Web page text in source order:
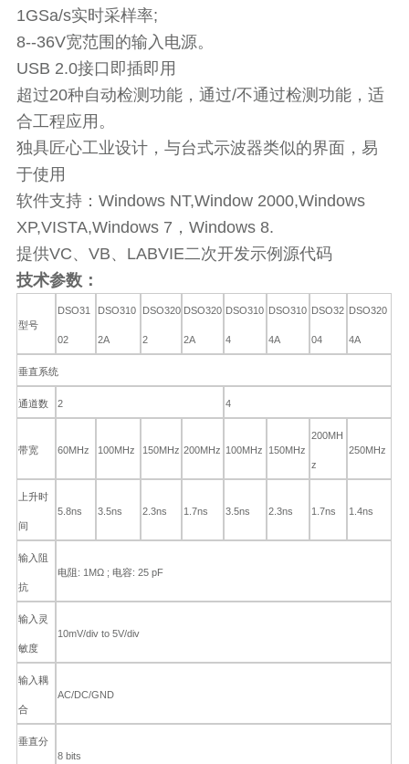
1GSa/s实时采样率;
8--36V宽范围的输入电源。
USB 2.0接口即插即用
超过20种自动检测功能，通过/不通过检测功能，适
合工程应用。
独具匠心工业设计，与台式示波器类似的界面，易
于使用
软件支持：Windows NT,Window 2000,Windows
XP,VISTA,Windows 7 ，Windows 8.
提供VC、VB、 LABVIE二次开发示例源代码
技术参数：
型号
DSO31
02
DSO310
2A
DSO320
2
DSO320
2A
DSO310
4
DSO310
4A
DSO32
04
DSO320
4A
垂直系统
通道数 2 4
带宽 60MHz 100MHz 150MHz 200MHz 100MHz 150MHz
200MH
z
250MHz
上升时
间
5.8ns 3.5ns 2.3ns 1.7ns 3.5ns 2.3ns 1.7ns 1.4ns
输入阻
抗
电阻 : 1MΩ ; 电容: 25 pF
输入灵
敏度
10mV/div to 5V/div
输入耦
合
AC/DC/GND
垂直分
8 bits